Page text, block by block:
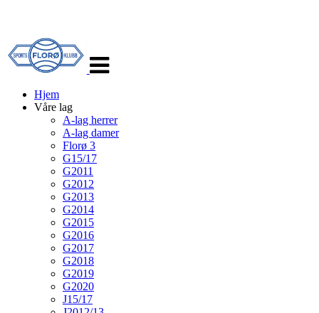
navigasjon
Hjem
Våre lag
A-lag herrer
A-lag damer
Florø 3
G15/17
G2011
G2012
G2013
G2014
G2015
G2016
G2017
G2018
G2019
G2020
J15/17